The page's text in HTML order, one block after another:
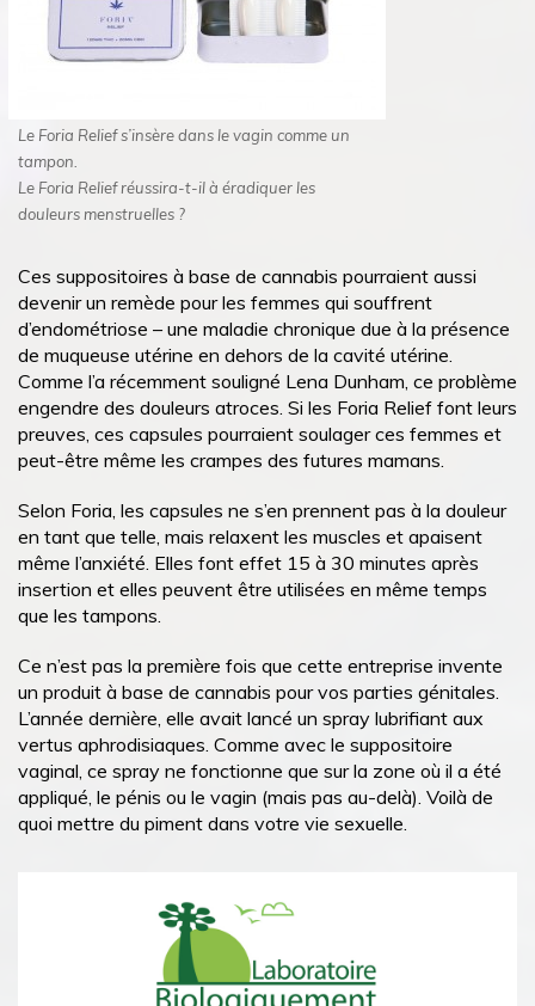
Le Foria Relief s’insère dans le vagin comme un
tampon.
Le Foria Relief réussira-t-il à éradiquer les
douleurs menstruelles ?
Ces suppositoires à base de cannabis pourraient aussi
devenir un remède pour les femmes qui souffrent
d’endométriose – une maladie chronique due à la présence
de muqueuse utérine en dehors de la cavité utérine.
Comme l’a récemment souligné Lena Dunham, ce problème
engendre des douleurs atroces. Si les Foria Relief font leurs
preuves, ces capsules pourraient soulager ces femmes et
peut-être même les crampes des futures mamans.
Selon Foria, les capsules ne s’en prennent pas à la douleur
en tant que telle, mais relaxent les muscles et apaisent
même l’anxiété. Elles font effet 15 à 30 minutes après
insertion et elles peuvent être utilisées en même temps
que les tampons.
Ce n’est pas la première fois que cette entreprise invente
un produit à base de cannabis pour vos parties génitales.
L’année dernière, elle avait lancé un spray lubrifiant aux
vertus aphrodisiaques. Comme avec le suppositoire
vaginal, ce spray ne fonctionne que sur la zone où il a été
appliqué, le pénis ou le vagin (mais pas au-delà). Voilà de
quoi mettre du piment dans votre vie sexuelle.